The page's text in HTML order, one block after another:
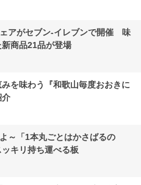
アがセブン-イレブンで開催 味
商品21品が登場
を味わう『和歌山毎度おおきに
介
～「1本丸ごとはかさばるの
キリ持ち運べる板